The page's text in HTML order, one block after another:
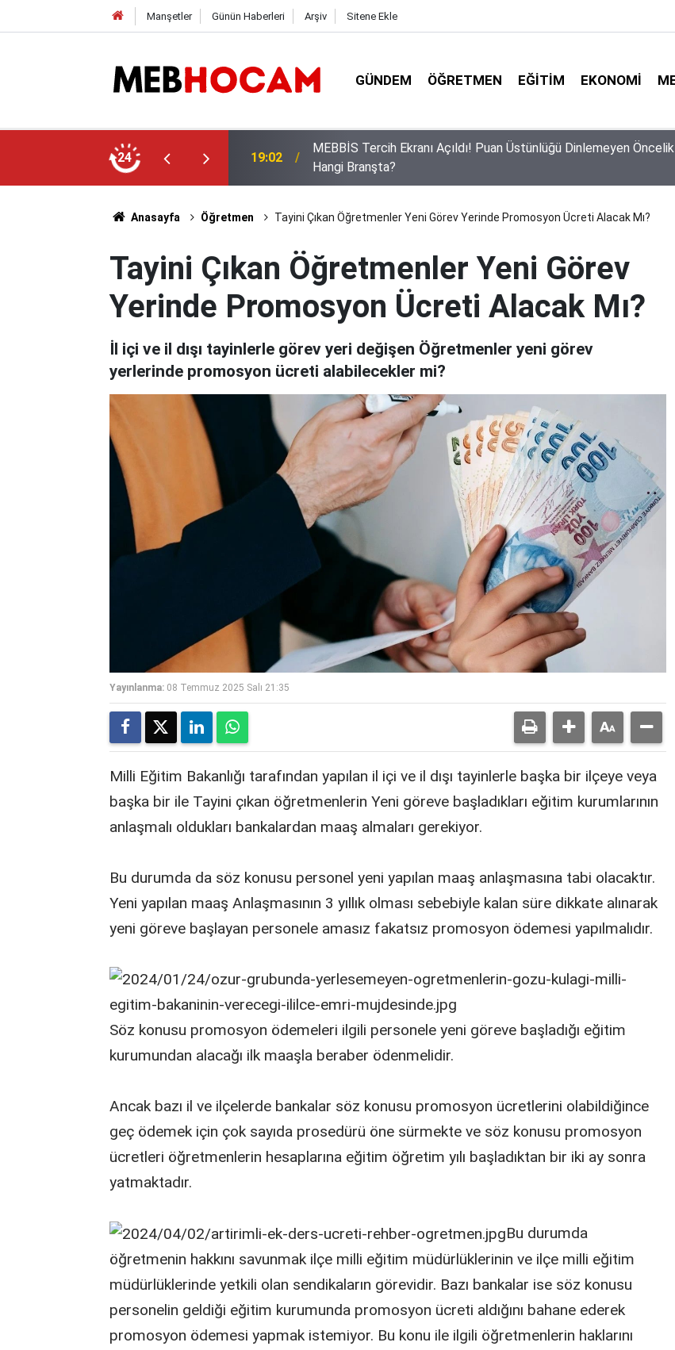
Manşetler Günün Haberleri Arşiv Sitene Ekle
GÜNDEM ÖĞRETMEN EĞITIM EKONOMI
24
Üstünlüğü Dinlemeyen Öncelik Hakkı
12:02
Öğrencilerin Gözü Bu Takvimde! 2026-2027 Eğitim Yılında Kaç
Yapılacak?
Anasayfa Öğretmen Tayini Çıkan Öğretmenler Yeni Görev Yerinde Promosyon Ücreti Alacak Mı?
Tayini Çıkan Öğretmenler Yeni Görev
Yerinde Promosyon Ücreti Alacak Mı?
İl içi ve il dışı tayinlerle görev yeri değişen Öğretmenler yeni görev
yerlerinde promosyon ücreti alabilecekler mi?
Yayınlanma: 08 Temmuz 2025 Salı 21:35
Milli Eğitim Bakanlığı tarafından yapılan il içi ve il dışı tayinlerle başka bir ilçeye veya
başka bir ile Tayini çıkan öğretmenlerin Yeni göreve başladıkları eğitim kurumlarının
anlaşmalı oldukları bankalardan maaş almaları gerekiyor.
Bu durumda da söz konusu personel yeni yapılan maaş anlaşmasına tabi olacaktır.
Yeni yapılan maaş Anlaşmasının 3 yıllık olması sebebiyle kalan süre dikkate alınarak
yeni göreve başlayan personele amasız fakatsız promosyon ödemesi yapılmalıdır.
Söz konusu promosyon ödemeleri ilgili personele yeni göreve başladığı eğitim
kurumundan alacağı ilk maaşla beraber ödenmelidir.
Ancak bazı il ve ilçelerde bankalar söz konusu promosyon ücretlerini olabildiğince
geç ödemek için çok sayıda prosedürü öne sürmekte ve söz konusu promosyon
ücretleri öğretmenlerin hesaplarına eğitim öğretim yılı başladıktan bir iki ay sonra
yatmaktadır.
Bu durumda
öğretmenin hakkını savunmak ilçe milli eğitim müdürlüklerinin ve ilçe milli eğitim
müdürlüklerinde yetkili olan sendikaların görevidir. Bazı bankalar ise söz konusu
personelin geldiği eğitim kurumunda promosyon ücreti aldığını bahane ederek
promosyon ödemesi yapmak istemiyor. Bu konu ile ilgili öğretmenlerin haklarını